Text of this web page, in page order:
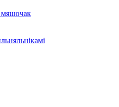
мяшочак